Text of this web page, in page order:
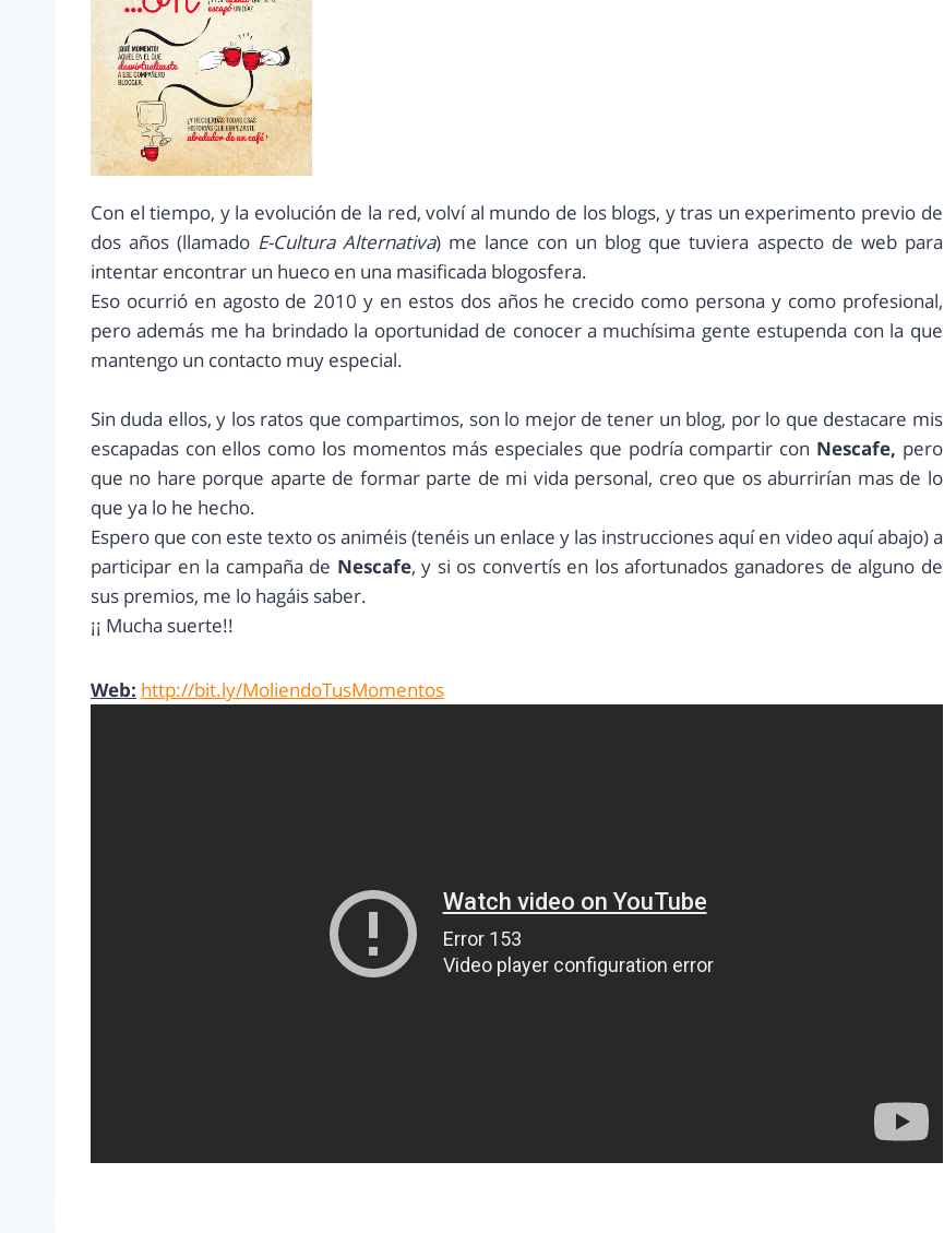
Con el tiempo, y la evolución de la red, volví al mundo de los blogs, y tras un experimento previo de
dos años (llamado E-Cultura Alternativa) me lance con un blog que tuviera aspecto de web para
intentar encontrar un hueco en una masificada blogosfera.
Eso ocurrió en agosto de 2010 y en estos dos años he crecido como persona y como profesional,
pero además me ha brindado la oportunidad de conocer a muchísima gente estupenda con la que
mantengo un contacto muy especial.
Sin duda ellos, y los ratos que compartimos, son lo mejor de tener un blog, por lo que destacare mis
escapadas con ellos como los momentos más especiales que podría compartir con Nescafe, pero
que no hare porque aparte de formar parte de mi vida personal, creo que os aburrirían mas de lo
que ya lo he hecho.
Espero que con este texto os animéis (tenéis un enlace y las instrucciones aquí en video aquí abajo) a
participar en la campaña de Nescafe, y si os convertís en los afortunados ganadores de alguno de
sus premios, me lo hagáis saber.
¡¡ Mucha suerte!!
Web: http://bit.ly/MoliendoTusMomentos